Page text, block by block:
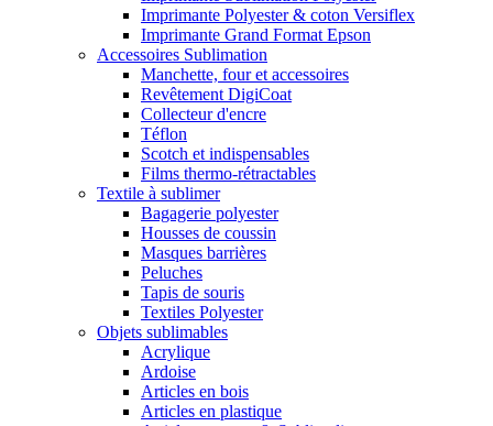
Imprimante Polyester & coton Versiflex
Imprimante Grand Format Epson
Accessoires Sublimation
Manchette, four et accessoires
Revêtement DigiCoat
Collecteur d'encre
Téflon
Scotch et indispensables
Films thermo-rétractables
Textile à sublimer
Bagagerie polyester
Housses de coussin
Masques barrières
Peluches
Tapis de souris
Textiles Polyester
Objets sublimables
Acrylique
Ardoise
Articles en bois
Articles en plastique